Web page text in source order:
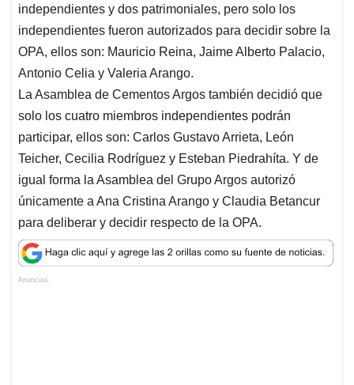
independientes y dos patrimoniales, pero solo los
independientes fueron autorizados para decidir sobre la
OPA, ellos son: Mauricio Reina, Jaime Alberto Palacio,
Antonio Celia y Valeria Arango.
La Asamblea de Cementos Argos también decidió que
solo los cuatro miembros independientes podrán
participar, ellos son: Carlos Gustavo Arrieta, León
Teicher, Cecilia Rodríguez y Esteban Piedrahíta. Y de
igual forma la Asamblea del Grupo Argos autorizó
únicamente a Ana Cristina Arango y Claudia Betancur
para deliberar y decidir respecto de la OPA.
Anuncios.